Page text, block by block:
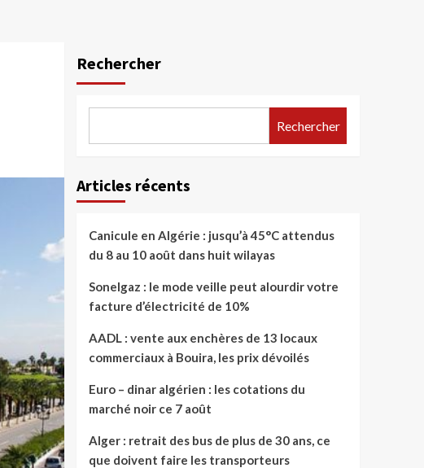
Rechercher
Rechercher
Articles récents
Canicule en Algérie : jusqu’à 45°C attendus
du 8 au 10 août dans huit wilayas
Sonelgaz : le mode veille peut alourdir votre
facture d’électricité de 10%
AADL : vente aux enchères de 13 locaux
commerciaux à Bouira, les prix dévoilés
Euro – dinar algérien : les cotations du
marché noir ce 7 août
Alger : retrait des bus de plus de 30 ans, ce
que doivent faire les transporteurs